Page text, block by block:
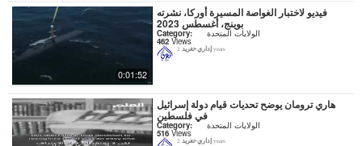
0:01:52
فيديو لاختبار الغواصة المسيرة أوركا، نشرته
بوينج، أغسطس 2023
Category: الولايات المتحدة
462 Views
إداري-تغريد 2 years
هاري ترومان يوضح تحديات قيام دولة إسرائيل
في فلسطين
Category: الولايات المتحدة
516 Views
إداري-تغريد 2 years